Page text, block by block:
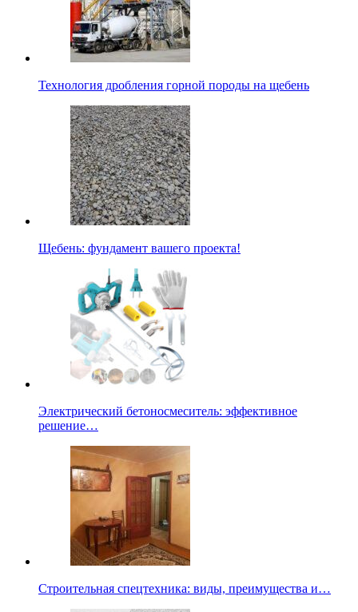
Технология дробления горной породы на щебень
Щебень: фундамент вашего проекта!
Электрический бетоносмеситель: эффективное
решение…
Строительная спецтехника: виды, преимущества и…